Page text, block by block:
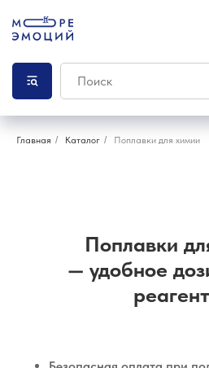
Главная / Каталог / Поплавки для химии
Поплавки
— удобное